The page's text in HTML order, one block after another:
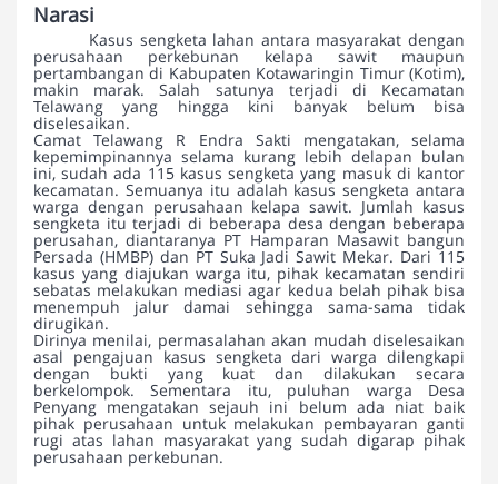
Narasi
Kasus sengketa lahan antara masyarakat dengan
perusahaan perkebunan kelapa sawit maupun
pertambangan di Kabupaten Kotawaringin Timur (Kotim),
makin marak. Salah satunya terjadi di Kecamatan
Telawang yang hingga kini banyak belum bisa
diselesaikan.
Camat Telawang R Endra Sakti mengatakan, selama
kepemimpinannya selama kurang lebih delapan bulan
ini, sudah ada 115 kasus sengketa yang masuk di kantor
kecamatan. Semuanya itu adalah kasus sengketa antara
warga dengan perusahaan kelapa sawit. Jumlah kasus
sengketa itu terjadi di beberapa desa dengan beberapa
perusahan, diantaranya PT Hamparan Masawit bangun
Persada (HMBP) dan PT Suka Jadi Sawit Mekar. Dari 115
kasus yang diajukan warga itu, pihak kecamatan sendiri
sebatas melakukan mediasi agar kedua belah pihak bisa
menempuh jalur damai sehingga sama-sama tidak
dirugikan.
Dirinya menilai, permasalahan akan mudah diselesaikan
asal pengajuan kasus sengketa dari warga dilengkapi
dengan bukti yang kuat dan dilakukan secara
berkelompok. Sementara itu, puluhan warga Desa
Penyang mengatakan sejauh ini belum ada niat baik
pihak perusahaan untuk melakukan pembayaran ganti
rugi atas lahan masyarakat yang sudah digarap pihak
perusahaan perkebunan.